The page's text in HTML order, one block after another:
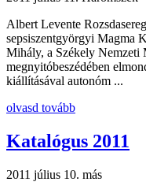
Albert Levente
sepsiszentgyörgyi Magma
Mihály, a Székely Nemzeti
megnyitóbeszédében
kiállításával autonóm ...
olvasd tovább
Katalógus 2011
2011 július 10. más